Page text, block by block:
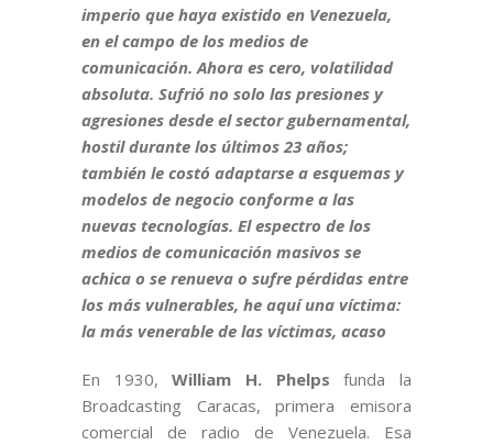
imperio que haya existido en Venezuela,
en el campo de los medios de
comunicación. Ahora es cero, volatilidad
absoluta. Sufrió no solo las presiones y
agresiones desde el sector gubernamental,
hostil durante los últimos 23 años;
también le costó adaptarse a esquemas y
modelos de negocio conforme a las
nuevas tecnologías. El espectro de los
medios de comunicación masivos se
achica o se renueva o sufre pérdidas entre
los más vulnerables, he aquí una víctima:
la más venerable de las víctimas, acaso
En 1930,William H. Phelps funda la
Broadcasting Caracas, primera emisora
comercial de radio de Venezuela. Esa